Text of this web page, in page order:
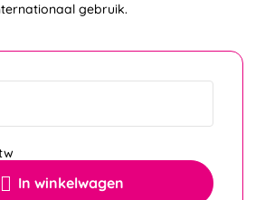
gebruik.
In winkelwagen